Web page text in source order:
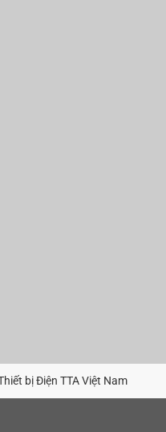
bị Điện TTA Việt Nam